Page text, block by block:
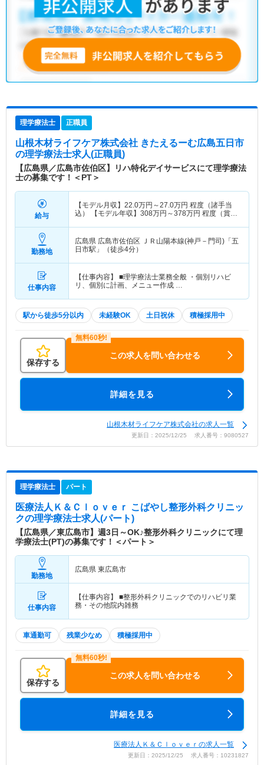
理学療法士 正職員
山根木材ライフケア株式会社 きたえるーむ広島五日市
の理学療法士求人(正職員)
【広島県／広島市佐伯区】リハ特化デイサービスにて理学療法
士の募集です！＜PT＞
給与
【モデル月収】 22.0万円～27.0万円 程度（諸手当
込） 【モデル年収】 308万円～378万円 程度（賞与
勤務地
広島県 広島市佐伯区 ＪＲ山陽本線(神戸－門司)「五
日市駅」（徒歩4分）
仕事内容
【仕事内容】 ■理学療法士業務全般 ・個別リハビ
リ、個別に計画、メニュー作成 …
駅から徒歩5分以内 未経験OK 土日祝休 積極採用中
保存する
この求人を問い合わせる
詳細を見る
山根木材ライフケア株式会社の求人一覧
更新日：2025/12/25 求人番号：9080527
理学療法士 パート
医療法人Ｋ＆Ｃｌｏｖｅｒ こばやし整形外科クリニッ
クの理学療法士求人(パート)
【広島県／東広島市】週3日～OK♪整形外科クリニックにて理
学療法士(PT)の募集です！＜パート＞
勤務地
広島県 東広島市
仕事内容
【仕事内容】 ■整形外科クリニックでのリハビリ業
務・その他院内雑務
車通勤可 残業少なめ 積極採用中
保存する
この求人を問い合わせる
詳細を見る
医療法人Ｋ＆Ｃｌｏｖｅｒの求人一覧
更新日：2025/12/25 求人番号：10231827